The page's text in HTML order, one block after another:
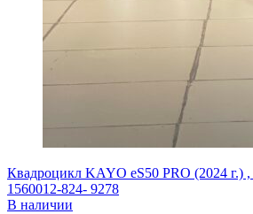
Квадроцикл KAYO eS50 PRO (2024 г.) ,
1560012-824- 9278
В наличии